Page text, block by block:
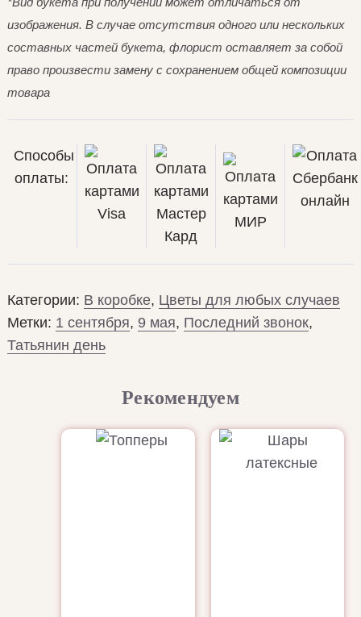
изображения. В случае отсутствия одного или нескольких
составных частей букета, флорист оставляет за собой
право произвести замену с сохранением общей композиции
товара
Способы
оплаты:
Категории: В коробке, Цветы для любых случаев
Метки: 1 сентября, 9 мая, Последний звонок,
Татьянин день
Рекомендуем